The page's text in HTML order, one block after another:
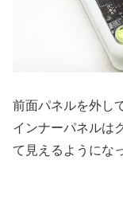
前面パネルを外し
インナーパネルは
て見えるようにな